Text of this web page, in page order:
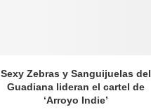
Sexy Zebras y Sanguijuelas del
Guadiana lideran el cartel de
‘Arroyo Indie’